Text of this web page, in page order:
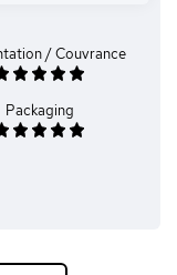
/ Couvrance
Packaging